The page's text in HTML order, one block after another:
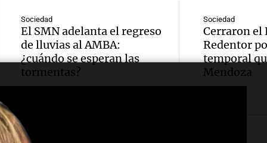
aparta
rector
Rossi
que la
social
siendo
Audio.
Sociedad
El SMN adelanta el regreso
de lluvias al AMBA:
¿cuándo se esperan las
tormentas?
Sociedad
Cerraron el
Redentor
temporal
Mendoza